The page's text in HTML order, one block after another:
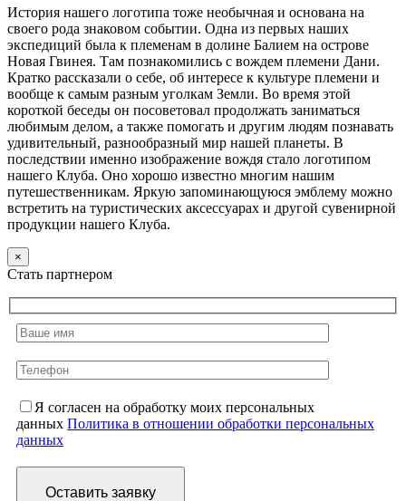
История нашего логотипа тоже необычная и основана на
своего рода знаковом событии. Одна из первых наших
экспедиций была к племенам в долине Балием на острове
Новая Гвинея. Там познакомились с вождем племени Дани.
Кратко рассказали о себе, об интересе к культуре племени и
вообще к самым разным уголкам Земли. Во время этой
короткой беседы он посоветовал продолжать заниматься
любимым делом, а также помогать и другим людям познавать
удивительный, разнообразный мир нашей планеты. В
последствии именно изображение вождя стало логотипом
нашего Клуба. Оно хорошо известно многим нашим
путешественникам. Яркую запоминающуюся эмблему можно
встретить на туристических аксессуарах и другой сувенирной
продукции нашего Клуба.
×
Стать партнером
Я согласен на обработку моих персональных
данных Политика в отношении обработки персональных
данных